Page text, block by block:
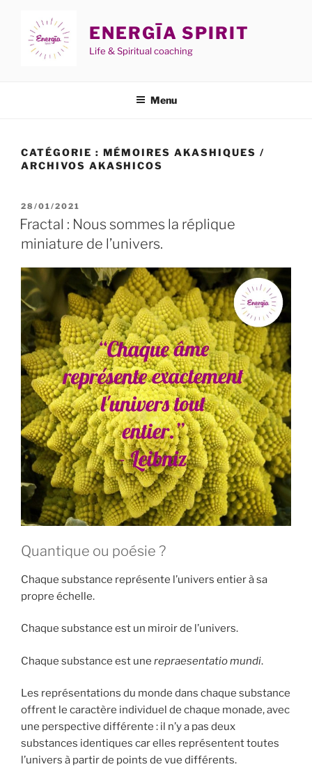
contenu
principal
ENERGĪA SPIRIT
Life & Spiritual coaching
Menu
CATÉGORIE : MÉMOIRES AKASHIQUES /
ARCHIVOS AKASHICOS
PUBLIÉ
LE
28/01/2021
Fractal : Nous sommes la réplique
miniature de l’univers.
Quantique ou poésie ?
Chaque substance représente l’univers entier à sa
propre échelle.
Chaque substance est un miroir de l’univers.
Chaque substance est une repraesentatio mundi.
Les représentations du monde dans chaque substance
offrent le caractère individuel de chaque monade, avec
une perspective différente : il n’y a pas deux
substances identiques car elles représentent toutes
l’univers à partir de points de vue différents.